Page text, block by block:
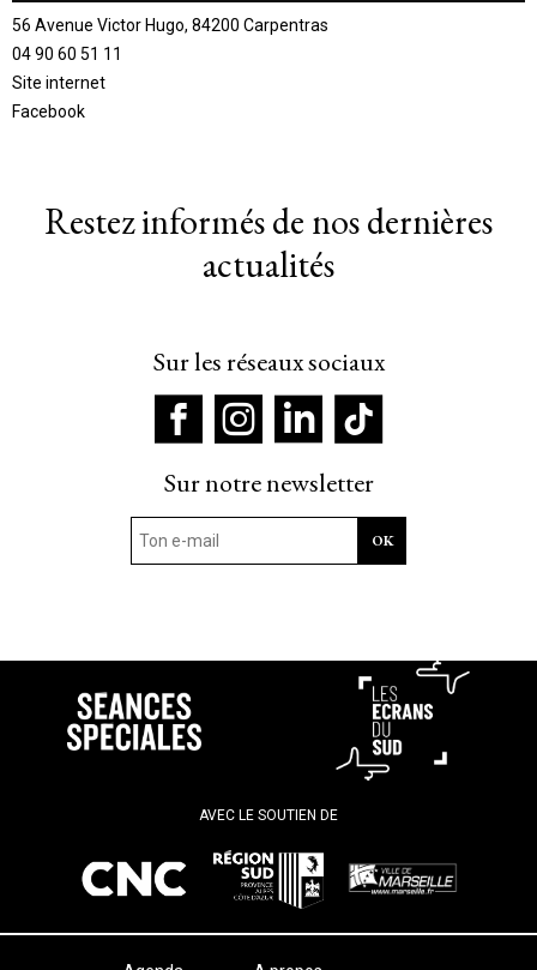
56 Avenue Victor Hugo, 84200 Carpentras
04 90 60 51 11
Site internet
Facebook
Restez informés de nos dernières
actualités
Sur les réseaux sociaux
Sur notre newsletter
AVEC LE SOUTIEN DE